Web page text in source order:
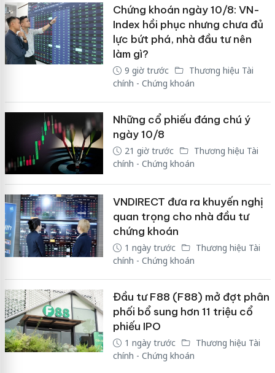
Chứng khoán ngày 10/8: VN-
Index hồi phục nhưng chưa đủ
lực bứt phá, nhà đầu tư nên
làm gì?
9 giờ trước
Thương hiệu Tài
chính - Chứng khoán
Những cổ phiếu đáng chú ý
ngày 10/8
21 giờ trước
Thương hiệu Tài
chính - Chứng khoán
VNDIRECT đưa ra khuyến nghị
quan trọng cho nhà đầu tư
chứng khoán
1 ngày trước
Thương hiệu Tài
chính - Chứng khoán
Đầu tư F88 (F88) mở đợt phân
phối bổ sung hơn 11 triệu cổ
phiếu IPO
1 ngày trước
Thương hiệu Tài
chính - Chứng khoán